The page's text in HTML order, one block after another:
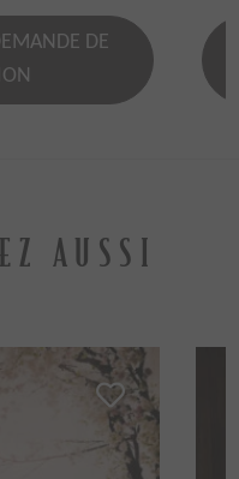
DE
AUSSI